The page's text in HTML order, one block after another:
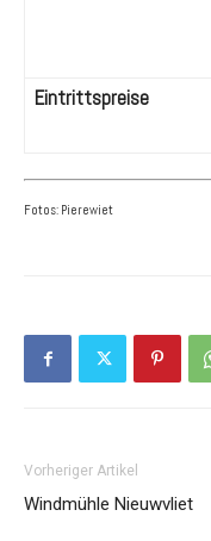
Eintrittspreise
Fotos: Pierewiet
Vorheriger Artikel
Windmühle Nieuwvliet